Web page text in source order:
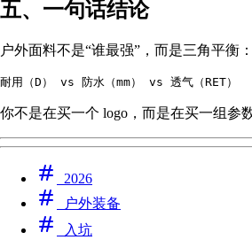
五、一句话结论
户外面料不是“谁最强”，而是三角平衡：
耐用（D） vs 防水（mm） vs 透气（RET）
你不是在买一个 logo，而是在买一组参
2026
户外装备
入坑